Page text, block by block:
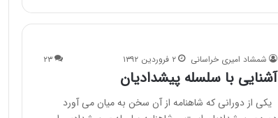
شمشاد امیری خراسانی ۲ فروردین ۱۳۹۲ ۲۳
آشنایی با سلسله پیشدادیان
یکی از دورانی که شاهنامه از آن سخن به میان می آورد